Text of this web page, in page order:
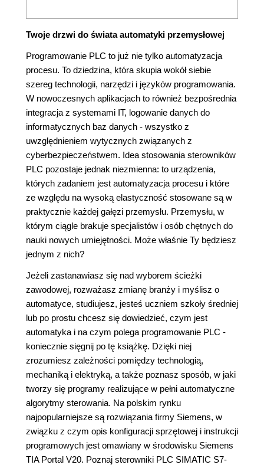
Twoje drzwi do świata automatyki przemysłowej
Programowanie PLC to już nie tylko automatyzacja
procesu. To dziedzina, która skupia wokół siebie
szereg technologii, narzędzi i języków programowania.
W nowoczesnych aplikacjach to również bezpośrednia
integracja z systemami IT, logowanie danych do
informatycznych baz danych - wszystko z
uwzględnieniem wytycznych związanych z
cyberbezpieczeństwem. Idea stosowania sterowników
PLC pozostaje jednak niezmienna: to urządzenia,
których zadaniem jest automatyzacja procesu i które
ze względu na wysoką elastyczność stosowane są w
praktycznie każdej gałęzi przemysłu. Przemysłu, w
którym ciągle brakuje specjalistów i osób chętnych do
nauki nowych umiejętności. Może właśnie Ty będziesz
jednym z nich?
Jeżeli zastanawiasz się nad wyborem ścieżki
zawodowej, rozważasz zmianę branży i myślisz o
automatyce, studiujesz, jesteś uczniem szkoły średniej
lub po prostu chcesz się dowiedzieć, czym jest
automatyka i na czym polega programowanie PLC -
koniecznie sięgnij po tę książkę. Dzięki niej
zrozumiesz zależności pomiędzy technologią,
mechaniką i elektryką, a także poznasz sposób, w jaki
tworzy się programy realizujące w pełni automatyczne
algorytmy sterowania. Na polskim rynku
najpopularniejsze są rozwiązania firmy Siemens, w
związku z czym opis konfiguracji sprzętowej i instrukcji
programowych jest omawiany w środowisku Siemens
TIA Portal V20. Poznaj sterowniki PLC SIMATIC S7-